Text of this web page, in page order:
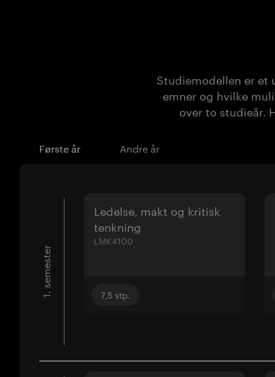
Studiemodellen er et
emner og hvilke
over to studieår.
Første år Andre år
1. semester
Ledelse, makt og kritisk
tenkning
LMK4100
7,5 stp.